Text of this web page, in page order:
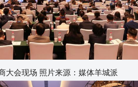
大会现场 照片来源：媒体羊城派